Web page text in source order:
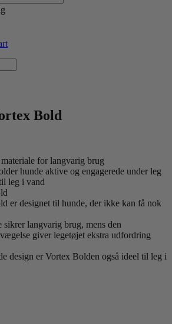
Bold
for langvarig brug
hunde aktive og engagerede under leg
leg i vand
er designet til hunde, der ikke kan få nok
langvarig brug, mens den
giver legetøjet ekstra udfordring
design er Vortex Bolden også ideel til leg i